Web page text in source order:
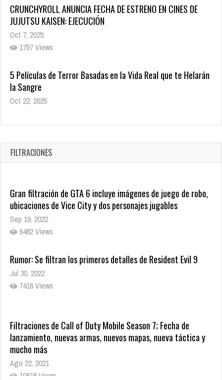
JUJUTSU KAISEN: EJECUCIÓN
Oct 7, 2025
la Sangre
Oct 22, 2025
1337 Views
Revive el terror: El conjuro 4: Últimos ritos ya está disponible
Oct 20, 2025
1379 Views
FILTRACIONES
Gran filtración de GTA 6 incluye imágenes de juego de robo,
ubicaciones de Vice City y dos personajes jugables
Sep 19, 2022
6482 Views
Rumor: Se filtran los primeros detalles de Resident Evil 9
Jul 30, 2022
7416 Views
Filtraciones de Call of Duty Mobile Season 7; Fecha de
lanzamiento, nuevas armas, nuevos mapas, nueva táctica y
mucho más
Ago 22, 2021
10818 Views